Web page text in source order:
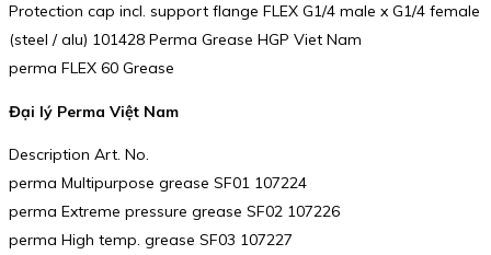
Protection cap incl. support flange FLEX G1/4 male x G1/4 female
(steel / alu) 101428 Perma Grease HGP Viet Nam
perma FLEX 60 Grease
Đại lý Perma Việt Nam
Description Art. No.
perma Multipurpose grease SF01 107224
perma Extreme pressure grease SF02 107226
perma High temp. grease SF03 107227